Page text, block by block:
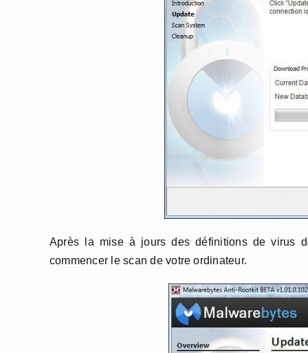
Après la mise à jours des définitions de virus
commencer le scan de votre ordinateur.